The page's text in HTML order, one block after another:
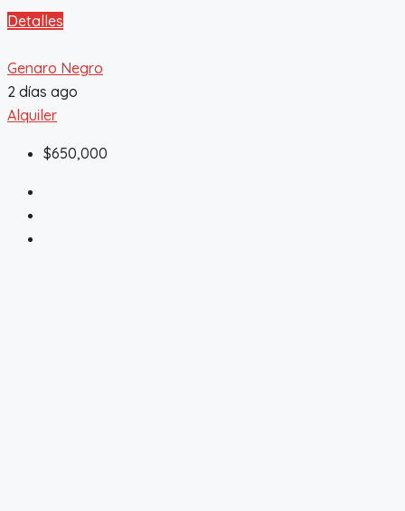
Detalles
Genaro Negro
2 días ago
Alquiler
$650,000